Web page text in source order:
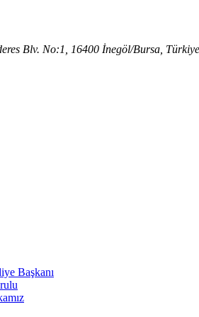
Blv. No:1, 16400 İnegöl/Bursa,
Başkanı